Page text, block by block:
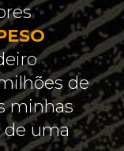
de
minhas
de uma